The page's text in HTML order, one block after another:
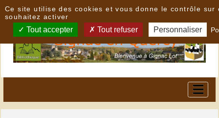
Ce site utilise des cookies et vous donne le contrôle sur
souhaitez activer
Tout accepter Tout refuser Personnaliser